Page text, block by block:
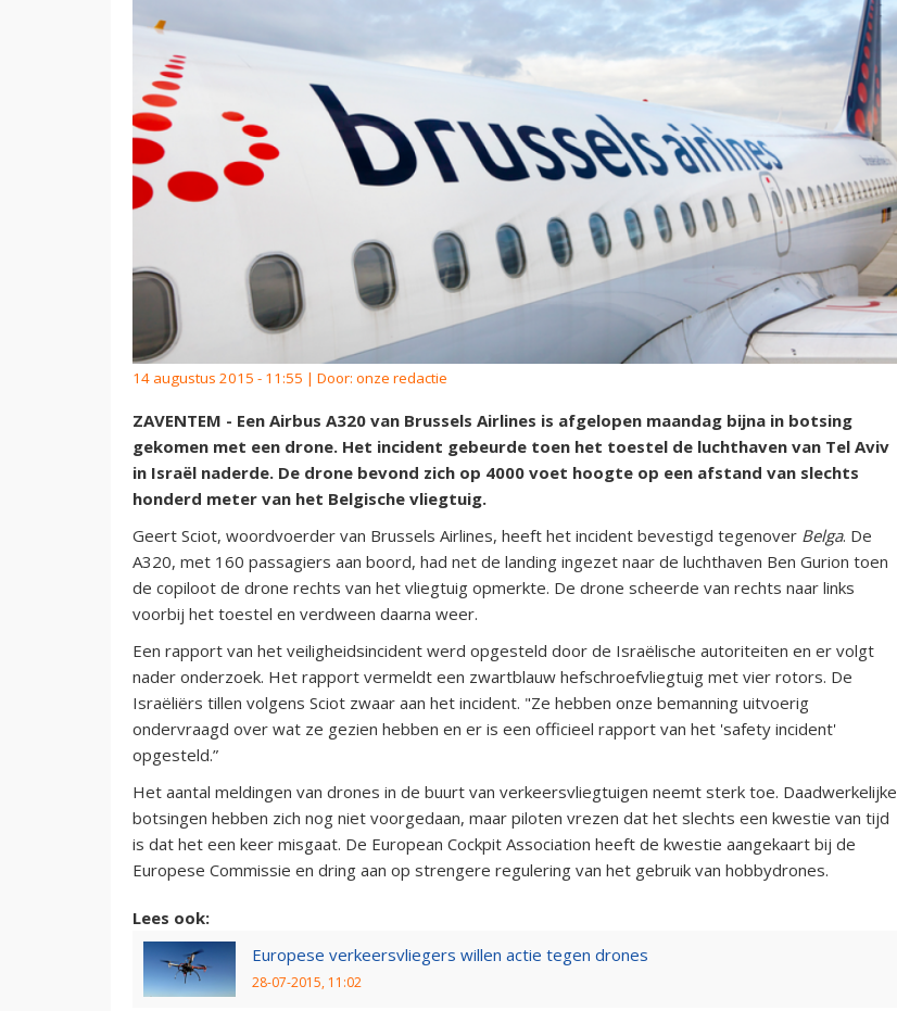
14 augustus 2015 - 11:55 | Door: onze redactie
ZAVENTEM - Een Airbus A320 van Brussels Airlines is afgelopen maandag bijna in botsing
gekomen met een drone. Het incident gebeurde toen het toestel de luchthaven van Tel Aviv
in Israël naderde. De drone bevond zich op 4000 voet hoogte op een afstand van slechts
honderd meter van het Belgische vliegtuig.
Geert Sciot, woordvoerder van Brussels Airlines, heeft het incident bevestigd tegenover Belga. De
A320, met 160 passagiers aan boord, had net de landing ingezet naar de luchthaven Ben Gurion toen
de copiloot de drone rechts van het vliegtuig opmerkte. De drone scheerde van rechts naar links
voorbij het toestel en verdween daarna weer.
Een rapport van het veiligheidsincident werd opgesteld door de Israëlische autoriteiten en er volgt
nader onderzoek. Het rapport vermeldt een zwartblauw hefschroefvliegtuig met vier rotors. De
Israëliërs tillen volgens Sciot zwaar aan het incident. "Ze hebben onze bemanning uitvoerig
ondervraagd over wat ze gezien hebben en er is een officieel rapport van het 'safety incident'
opgesteld.”
Het aantal meldingen van drones in de buurt van verkeersvliegtuigen neemt sterk toe. Daadwerkelijke
botsingen hebben zich nog niet voorgedaan, maar piloten vrezen dat het slechts een kwestie van tijd
is dat het een keer misgaat. De European Cockpit Association heeft de kwestie aangekaart bij de
Europese Commissie en dring aan op strengere regulering van het gebruik van hobbydrones.
Lees ook:
Europese verkeersvliegers willen actie tegen drones
28-07-2015, 11:02